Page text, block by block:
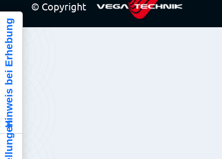
© Copyright
Hinweis bei Erhebung